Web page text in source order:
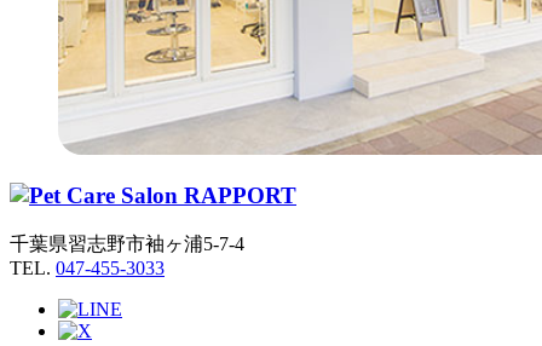
千葉県習志野市袖ヶ浦5-7-4
TEL. 047-455-3033